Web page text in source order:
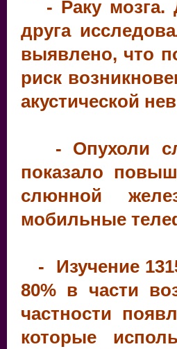
- Раку мозга.
друга
выявлено, что
риск
акустической
- Опухоли
показало
слюнной
мобильные
- Изучение
80% в части
частности
которые